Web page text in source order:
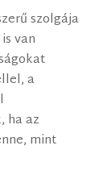
szolgája
van
a
ha az
mint